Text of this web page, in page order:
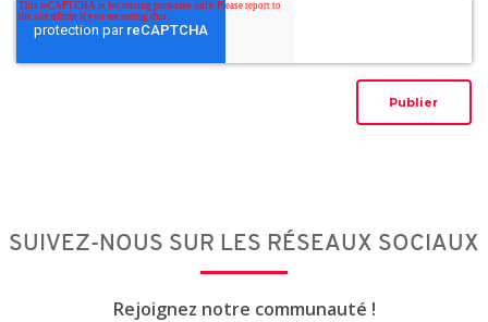
SUIVEZ-NOUS SUR LES RÉSEAUX SOCIAUX
Rejoignez notre communauté !